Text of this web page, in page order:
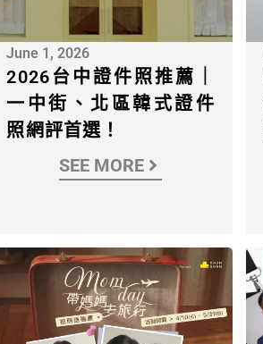
June 1, 2026
2026台中證件照推薦｜
一中街、北區韓式證件
照網評首選！
SEE MORE